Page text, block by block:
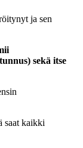
ja sen
sekä itse
saat kaikki